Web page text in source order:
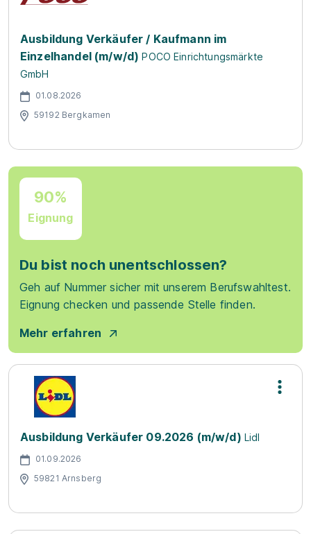
Ausbildung Verkäufer / Kaufmann im
Einzelhandel (m/w/d) POCO Einrichtungsmärkte
GmbH
01.08.2026
59192 Bergkamen
90%
Eignung
Du bist noch unentschlossen?
Geh auf Nummer sicher mit unserem Berufswahltest.
Eignung checken und passende Stelle finden.
Mehr erfahren
Ausbildung Verkäufer 09.2026 (m/w/d) Lidl
01.09.2026
59821 Arnsberg